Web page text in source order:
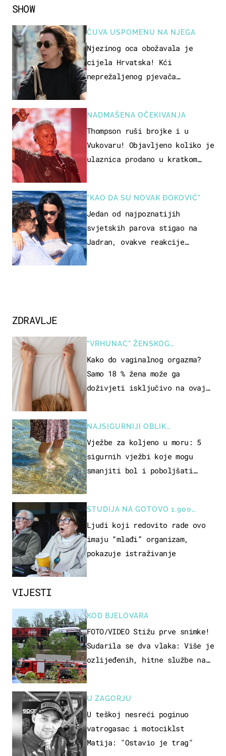
VIJESTI
KOD BJELOVARA
FOTO/VIDEO Stižu prve snimke!
Sudarila se dva vlaka: Više je
ozlijeđenih, hitne službe na
U ZAGORJU
U teškoj nesreći poginuo
vatrogasac i motociklst
Matija: "Ostavio je trag"
SHOW
ČUVA USPOMENU NA NJEGA
Njezinog oca obožavala je
cijela Hrvatska! Kći
neprežaljenog pjevača
NADMAŠENA OČEKIVANJA
Thompson ruši brojke i u
Vukovaru! Objavljeno koliko je
ulaznica prodano u kratkom
"KAO DA SU NOVAK ĐOKOVIĆ"
Jedan od najpoznatijih
svjetskih parova stigao na
Jadran, ovakve reakcije
ZDRAVLJE
"VRHUNAC" ŽENSKOG
SEKSUALNOG ISKUSTVA
Kako do vaginalnog orgazma?
Samo 18 % žena može ga
doživjeti isključivo na ovaj
NAJSIGURNIJI OBLIK
REKREACIJE
Vježbe za koljeno u moru: 5
sigurnih vježbi koje mogu
smanjiti bol i poboljšati
STUDIJA NA GOTOVO 1.900
OSOBA
Ljudi koji redovito rade ovo
imaju “mlađi” organizam,
pokazuje istraživanje